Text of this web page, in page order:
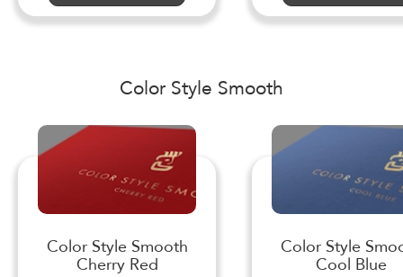
Color Style Smooth
Color Style Smooth
Cherry Red
Color Style
Cool Blue